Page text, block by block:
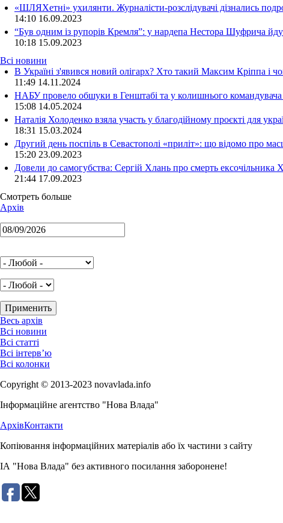
«ШЛЯХетні» ухилянти. Журналісти-розслідувачі дізнались
14:10 16.09.2023
“Був одним із рупорів Кремля”: у нардепа Нестора Шуфрича
10:18 15.09.2023
Всі новини
В Україні з'явився новий олігарх? Хто такий Максим Кріппа і
11:49 14.11.2024
НАБУ провело обшуки в Генштабі та у колишнього
15:08 14.05.2024
Наталія Холоденко взяла участь у благодійному проєкті для
18:31 15.03.2024
Другий день поспіль в Севастополі «приліт»: що відомо про
15:20 23.09.2023
Довели до самогубства: Сергій Хлань про смерть ексочільника
21:44 17.09.2023
Смотреть больше
Архів
Весь архів
Всі новини
Всі статті
Всі інтерв’ю
Всі колонки
Copyright © 2013-2023 novavlada.info
Інформаційне агентство "Нова Влада"
АрхівКонтакти
Копіювання інформаційних матеріалів або їх частини з сайту
ІА "Нова Влада" без активного посилання заборонене!